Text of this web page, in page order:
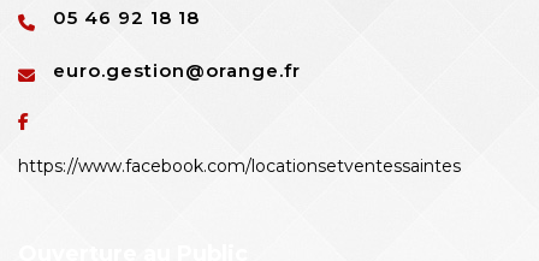
05 46 92 18 18
euro.gestion@orange.fr
https://www.facebook.com/locationsetventessaintes